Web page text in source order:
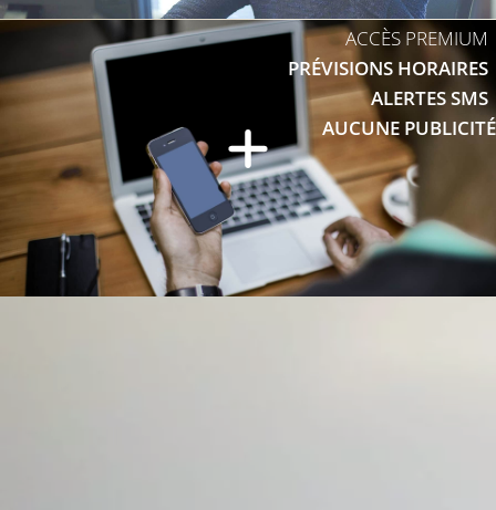
ACCÈS PREMIUM
PRÉVISIONS HORAIRES
ALERTES SMS
AUCUNE PUBLICITÉ